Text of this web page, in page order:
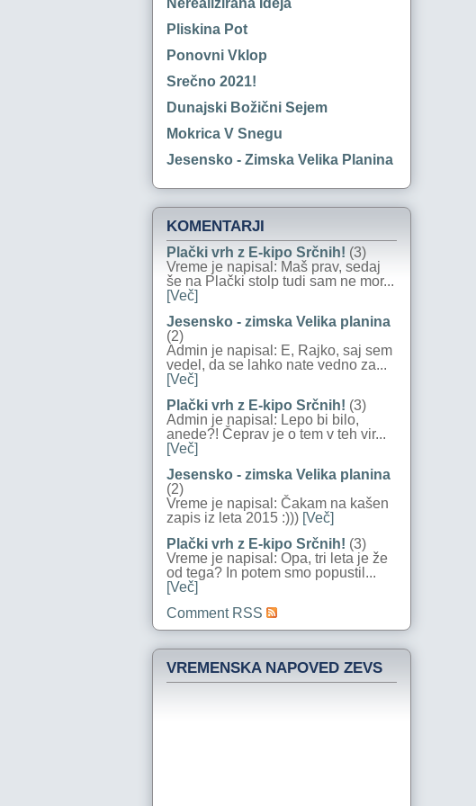
Nerealizirana Ideja
Pliskina Pot
Ponovni Vklop
Srečno 2021!
Dunajski Božični Sejem
Mokrica V Snegu
Jesensko - Zimska Velika Planina
KOMENTARJI
Plački vrh z E-kipo Srčnih! (3)
Vreme je napisal: Maš prav, sedaj
še na Plački stolp tudi sam ne mor...
[Več]
Jesensko - zimska Velika planina
(2)
Admin je napisal: E, Rajko, saj sem
vedel, da se lahko nate vedno za...
[Več]
Plački vrh z E-kipo Srčnih! (3)
Admin je napisal: Lepo bi bilo,
anede?! Čeprav je o tem v teh vir...
[Več]
Jesensko - zimska Velika planina
(2)
Vreme je napisal: Čakam na kašen
zapis iz leta 2015 :))) [Več]
Plački vrh z E-kipo Srčnih! (3)
Vreme je napisal: Opa, tri leta je že
od tega? In potem smo popustil...
[Več]
Comment RSS
VREMENSKA NAPOVED ZEVS